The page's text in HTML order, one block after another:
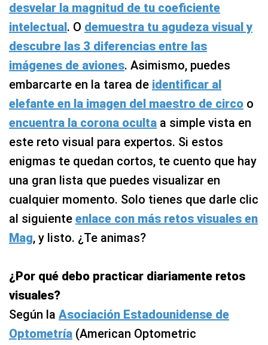
desvelar la magnitud de tu coeficiente
intelectual. O demuestra tu agudeza visual y
descubre las 3 diferencias entre las
imágenes de aviones. Asimismo, puedes
embarcarte en la tarea de identificar al
elefante en la imagen del maestro de circo o
encuentra la corona oculta a simple vista en
este reto visual para expertos. Si estos
enigmas te quedan cortos, te cuento que hay
una gran lista que puedes visualizar en
cualquier momento. Solo tienes que darle clic
al siguiente enlace con más retos visuales en
Mag, y listo. ¿Te animas?
¿Por qué debo practicar diariamente retos
visuales?
Según la Asociación Estadounidense de
Optometría (American Optometric